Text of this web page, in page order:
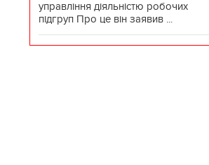
управління діяльністю робочих
підгруп Про це він заявив ...